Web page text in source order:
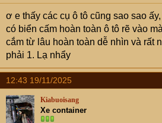
ơ e thấy các cụ ô tô cũng sao sao
có biển cấm hoàn toàn ô tô rẽ vào
cắm từ lâu hoàn toàn dễ nhìn và rất
phải 1. Lạ nhẩy
12:43 19/11/2025
Kiabuoisang
Xe container